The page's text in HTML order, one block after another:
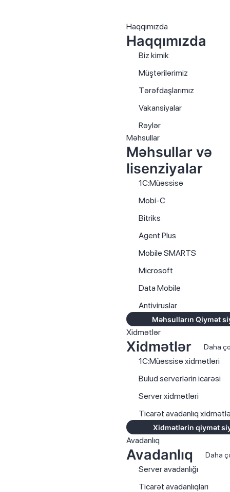
Haqqımızda
Haqqımızda
Biz kimik
Müştərilərimiz
Tərəfdaşlarımız
Vakansiyalar
Rəylər
Məhsullar
Məhsullar və
lisenziyalar
1C:Müəssisə
Mobi-C
Bitriks
Agent Plus
Mobile SMARTS
Microsoft
Data Mobile
Antiviruslar
Məhsulların Qiymət
Xidmətlər
Xidmətlər Daha
1C:Müəssisə xidmətləri
Bulud serverlərin icarəsi
Server xidmətləri
Ticarət avadanlıq
Xidmətlərin qiymət
Avadanlıq
Avadanlıq Daha
Server avadanlığı
Ticarət avadanlıqları